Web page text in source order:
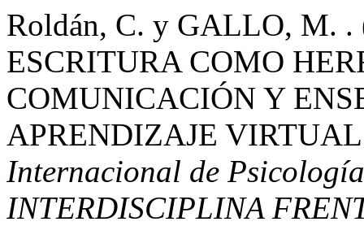
Roldán, C. y GALLO, M.
ESCRITURA COMO
COMUNICACIÓN Y
APRENDIZAJE
Internacional de
INTERDISCIPLINA